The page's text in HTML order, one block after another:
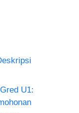
U1: